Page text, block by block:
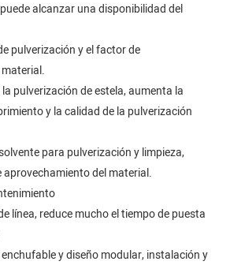
alcanzar una disponibilidad del
pulverización y el factor de
pulverización de estela, aumenta la
y la calidad de la pulverización
para pulverización y limpieza,
del material.
línea, reduce mucho el tiempo de puesta
y diseño modular, instalación y